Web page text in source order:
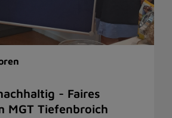
- Faires
MGT Tiefenbroich